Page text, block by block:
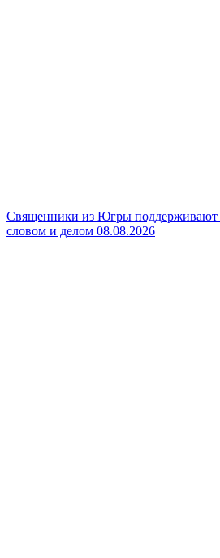
Священники из Югры поддерживают
словом и делом 08.08.2026